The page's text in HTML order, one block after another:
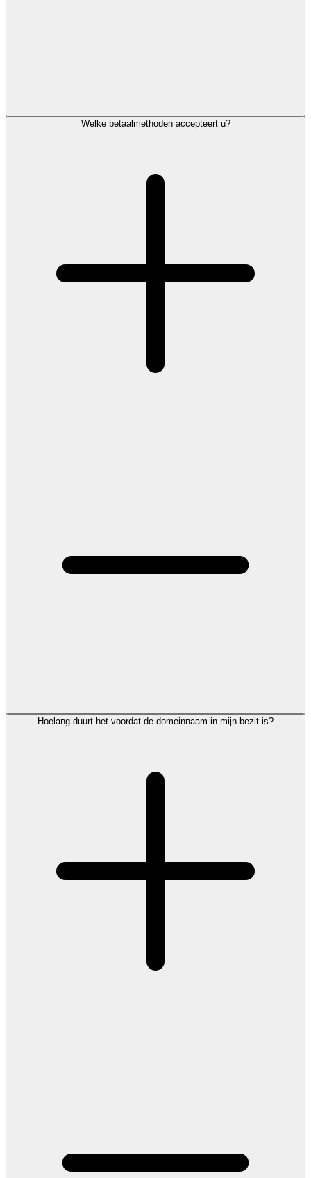
Welke betaalmethoden accepteert u?
Hoelang duurt het voordat de domeinnaam in mijn bezit is?